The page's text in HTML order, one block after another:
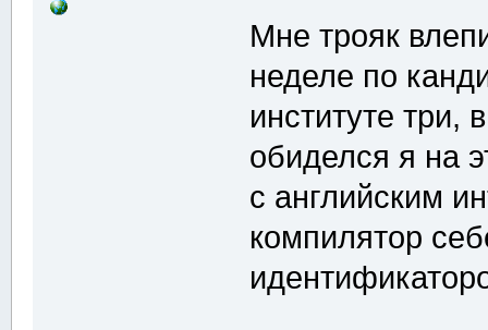
Мне трояк
неделе по
институте три,
обиделся я на
с английским
компилятор